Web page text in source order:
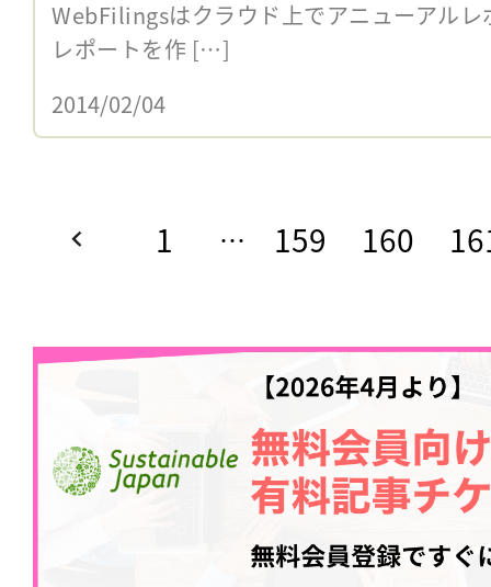
WebFilingsはクラウド上でアニューアル
レポートを作 […]
2014/02/04
1 … 159 160